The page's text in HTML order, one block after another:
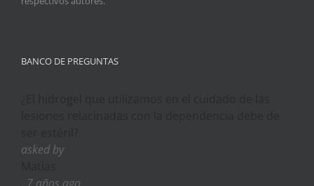
BANCO DE PREGUNTAS
asked by